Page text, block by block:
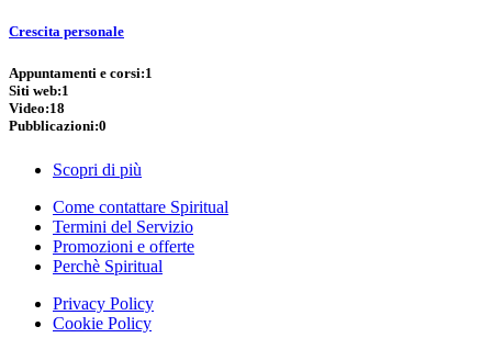
Crescita personale
Appuntamenti e corsi:1
Siti web:1
Video:18
Pubblicazioni:0
Scopri di più
Come contattare Spiritual
Termini del Servizio
Promozioni e offerte
Perchè Spiritual
Privacy Policy
Cookie Policy